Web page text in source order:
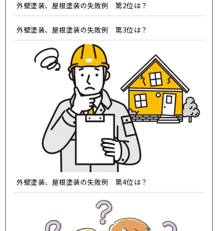
外壁塗装、屋根塗装の失敗例 第2位は？
外壁塗装、屋根塗装の失敗例 第3位は？
外壁塗装、屋根塗装の失敗例 第4位は？